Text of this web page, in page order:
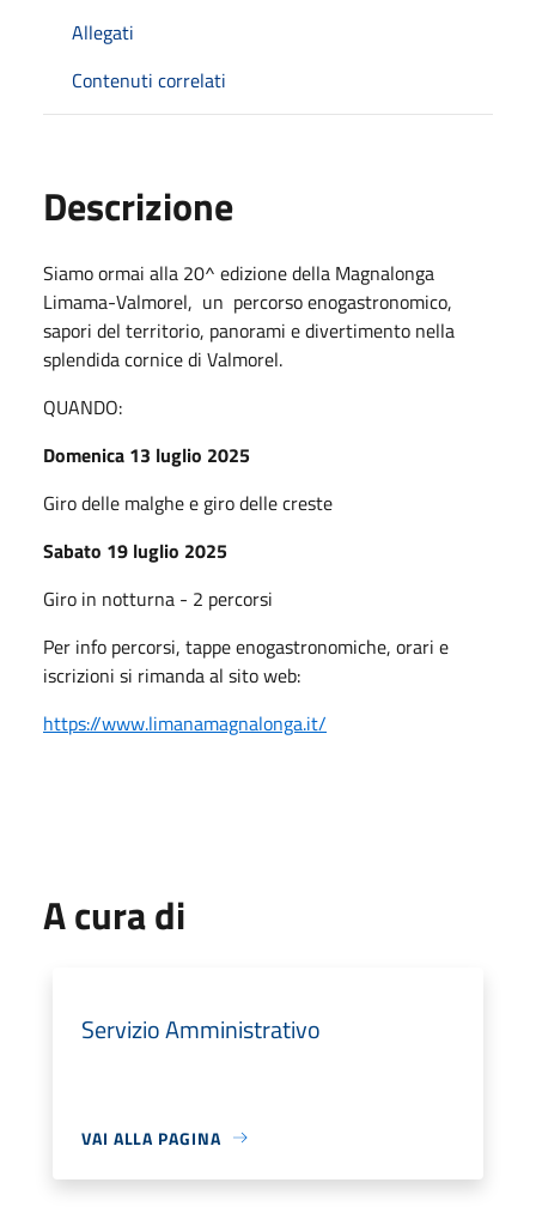
Allegati
Contenuti correlati
Descrizione
Siamo ormai alla 20^ edizione della Magnalonga
Limama-Valmorel, un percorso enogastronomico,
sapori del territorio, panorami e divertimento nella
splendida cornice di Valmorel.
QUANDO:
Domenica 13 luglio 2025
Giro delle malghe e giro delle creste
Sabato 19 luglio 2025
Giro in notturna - 2 percorsi
Per info percorsi, tappe enogastronomiche, orari e
iscrizioni si rimanda al sito web:
https://www.limanamagnalonga.it/
A cura di
Servizio Amministrativo
VAI ALLA PAGINA